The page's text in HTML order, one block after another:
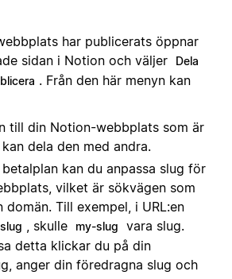
har publicerats öppnar
sidan i Notion och väljer
Dela
. Från den här menyn kan
till din Notion-webbplats som är
dela den med andra.
kan du anpassa slug för
vilket är sökvägen som
Till exempel, i URL:en
, skulle my-slug
vara slug.
detta klickar du på din
anger din föredragna slug och